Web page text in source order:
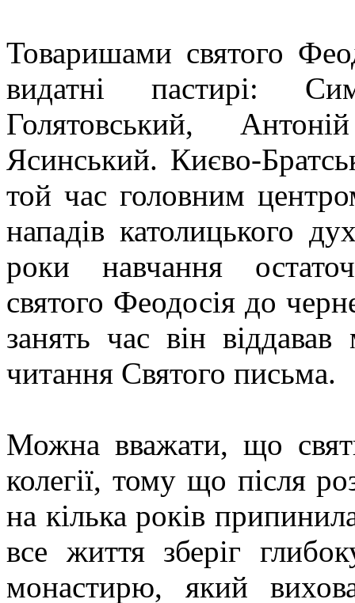
Товаришами святого
видатні пастирі:
Голятовський,
Ясинський. Києво-
той час головним
нападів католицького
роки навчання
святого Феодосія до
занять час він
читання Святого письма.
Можна вважати, що
колегії, тому що після
на кілька років
все життя зберіг
монастирю, який